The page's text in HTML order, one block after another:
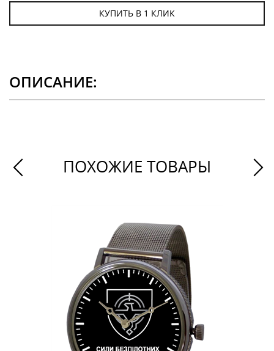
КУПИТЬ В 1 КЛИК
ОПИСАНИЕ:
ПОХОЖИЕ ТОВАРЫ